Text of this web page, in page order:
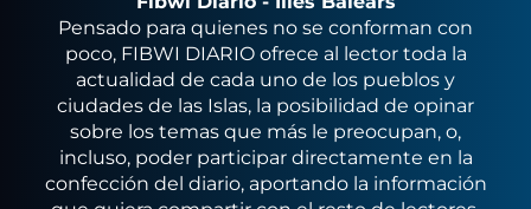
Pensado para quienes no se conforman con
poco, FIBWI DIARIO ofrece al lector toda la
actualidad de cada uno de los pueblos y
ciudades de las Islas, la posibilidad de opinar
sobre los temas que más le preocupan, o,
incluso, poder participar directamente en la
confección del diario, aportando la información